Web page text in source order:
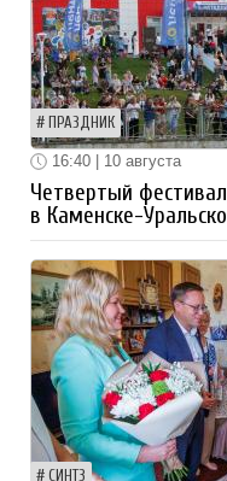
ПРАЗДНИК
16:40 | 10 августа
Четвертый
в Каменске-
СИНТЗ